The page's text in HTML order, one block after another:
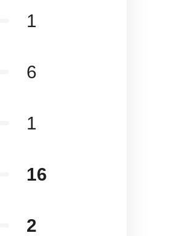
1
6
1
16
2